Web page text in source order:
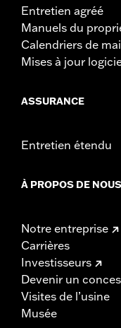
Entretien agréé
Manuels du
Calendriers de
Mises à jour
ASSURANCE
Entretien étendu
À PROPOS DE NOUS
Notre entreprise
Carrières
Investisseurs
Devenir un
Visites de l’usine
Musée